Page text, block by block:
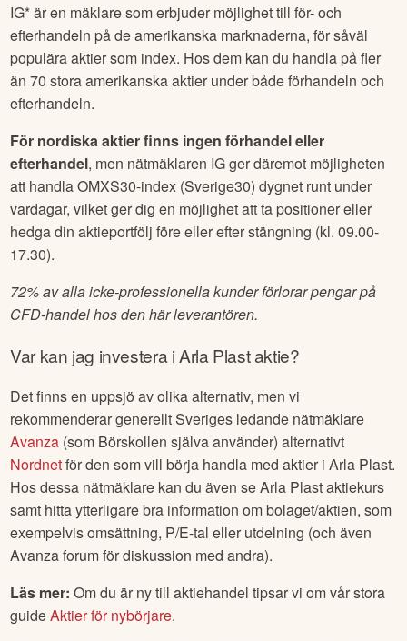
IG* är en mäklare som erbjuder möjlighet till för- och
efterhandeln på de amerikanska marknaderna, för såväl
populära aktier som index. Hos dem kan du handla på fler
än 70 stora amerikanska aktier under både förhandeln och
efterhandeln.
För nordiska aktier finns ingen förhandel eller
efterhandel, men nätmäklaren IG ger däremot möjligheten
att handla OMXS30-index (Sverige30) dygnet runt under
vardagar, vilket ger dig en möjlighet att ta positioner eller
hedga din aktieportfölj före eller efter stängning (kl. 09.00-
17.30).
72% av alla icke-professionella kunder förlorar pengar på
CFD-handel hos den här leverantören.
Var kan jag investera iArla Plastaktie?
Det finns en uppsjö av olika alternativ, men vi
rekommenderar generellt Sveriges ledande nätmäklare
Avanza (som Börskollen själva använder) alternativt
Nordnetför den som vill börja handla med aktier iArla Plast.
Hos dessa nätmäklare kan du även seArla Plastaktiekurs
samt hitta ytterligare bra information om bolaget/aktien, som
exempelvis omsättning, P/E-tal eller utdelning (och även
Avanza forum för diskussion med andra).
Läs mer: Om du är ny till aktiehandel tipsar vi om vår stora
guideAktier för nybörjare.